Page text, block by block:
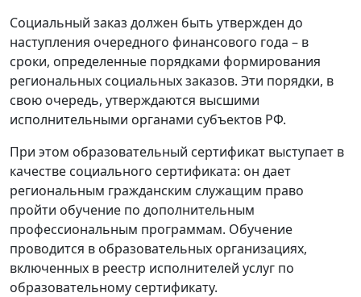
Социальный заказ должен быть утвержден до
наступления очередного финансового года – в
сроки, определенные порядками формирования
региональных социальных заказов. Эти порядки, в
свою очередь, утверждаются высшими
исполнительными органами субъектов РФ.
При этом образовательный сертификат выступает в
качестве социального сертификата: он дает
региональным гражданским служащим право
пройти обучение по дополнительным
профессиональным программам. Обучение
проводится в образовательных организациях,
включенных в реестр исполнителей услуг по
образовательному сертификату.